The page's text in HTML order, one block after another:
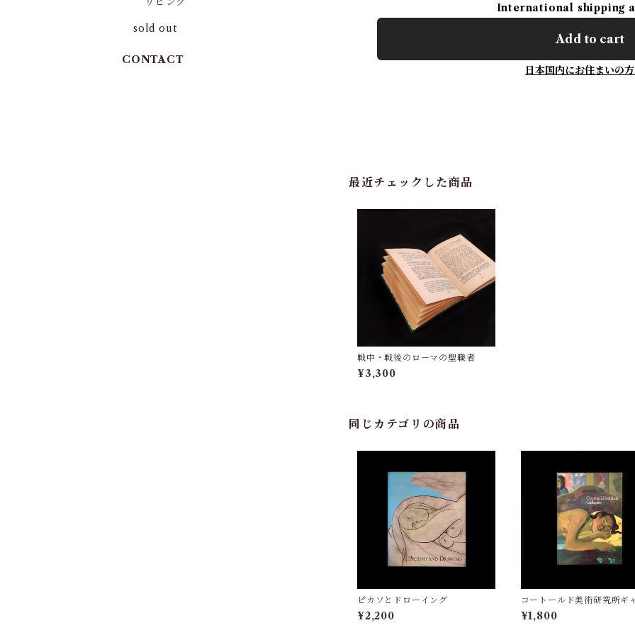
International shipping
Add to cart
日本国内にお住まいの
最近チェックした商品
戦中・戦後のローマの聖職者
¥3,300
同じカテゴリの商品
ピカソとドローイング
¥2,200
コートールド美術研究所ギ
ーのコレクション
¥1,800
sold out
CONTACT